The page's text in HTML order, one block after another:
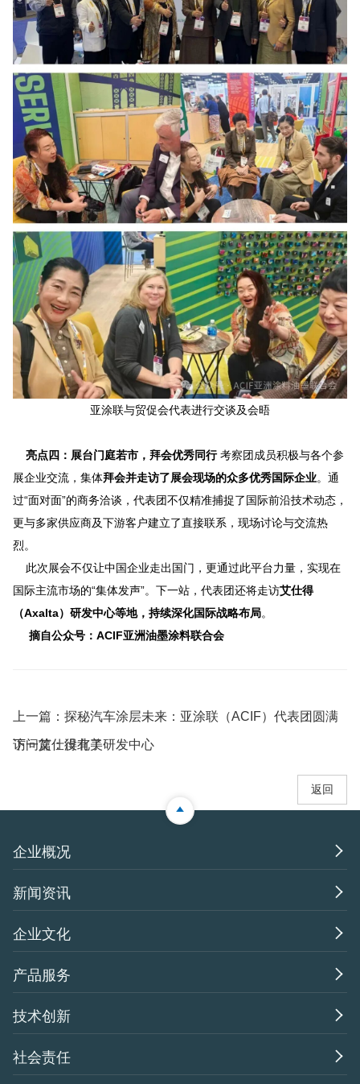
亚涂联与贸促会代表进行交谈及会晤
亮点四：展台门庭若市，拜会优秀同行考察团成员积极与各个参
展企业交流，集体拜会并走访了展会现场的众多优秀国际企业。通
过“面对面”的商务洽谈，代表团不仅精准捕捉了国际前沿技术动态，
更与多家供应商及下游客户建立了直接联系，现场讨论与交流热
烈。
此次展会不仅让中国企业走出国门，更通过此平台力量，实现在
国际主流市场的“集体发声”。下一站，代表团还将走访艾仕得
（Axalta）研发中心等地， 持续深化国际战略布局。
摘自公众号：ACIF亚洲油墨涂料联合会
上一篇： 探秘汽车涂层未来：亚涂联（ACIF）代表团圆满
访问艾仕得北美研发中心
下一篇：没有了
返回
企业概况 
新闻资讯 
企业文化 
产品服务 
技术创新 
社会责任 